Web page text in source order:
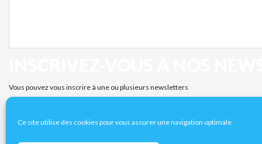
Ce site utilise des cookies pour vous assurer une navigation optimale
Je
m'inscris
newsletters
Vous pouvez vous inscrire à une ou plusieurs newsletters
RGPD *